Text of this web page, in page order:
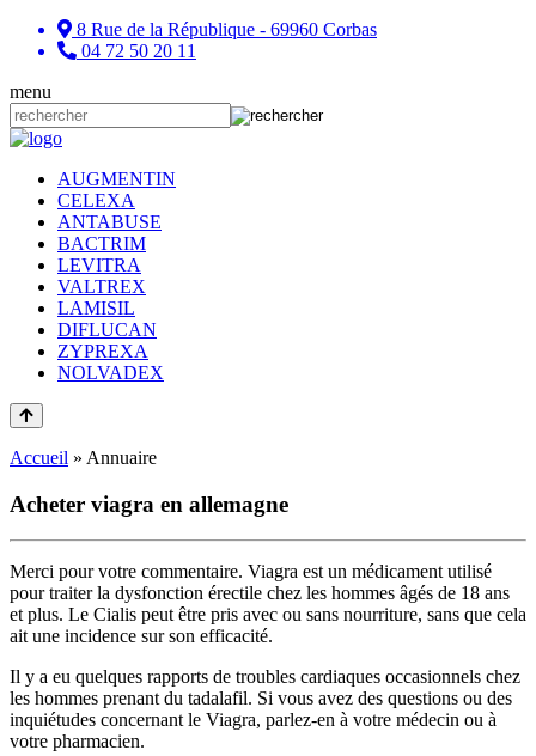
8 Rue de la République - 69960 Corbas
04 72 50 20 11
menu
AUGMENTIN
CELEXA
ANTABUSE
BACTRIM
LEVITRA
VALTREX
LAMISIL
DIFLUCAN
ZYPREXA
NOLVADEX
Accueil » Annuaire
Acheter viagra en allemagne
Merci pour votre commentaire. Viagra est un médicament utilisé
pour traiter la dysfonction érectile chez les hommes âgés de 18 ans
et plus. Le Cialis peut être pris avec ou sans nourriture, sans que cela
ait une incidence sur son efficacité.
Il y a eu quelques rapports de troubles cardiaques occasionnels chez
les hommes prenant du tadalafil. Si vous avez des questions ou des
inquiétudes concernant le Viagra, parlez-en à votre médecin ou à
votre pharmacien.